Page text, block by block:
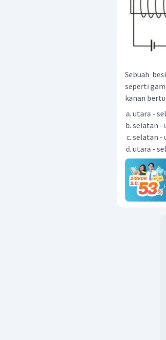
Sebuah
seperti
kanan
utara -
selatan -
selatan -
utara -